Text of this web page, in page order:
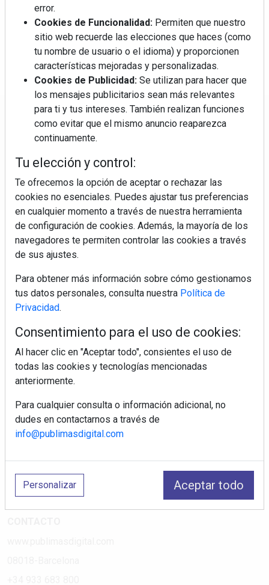
Regístrate y accede a contenidos
Correo electrónico
Electromarket: Revista electrodomésticos, noticias canal
electrodomésticos, novedades informáticas, electrónica de
consumo, canal electro, retail, análisis distribución, noticias
pequeño electrodoméstico, datos de mercado.
PÁGINAS
Política de Privacidad
Política de Cookies
Aviso Legal
¿Quiénes somos?
error.
Cookies de Funcionalidad: Permiten que nuestro
sitio web recuerde las elecciones que haces (como
tu nombre de usuario o el idioma) y proporcionen
características mejoradas y personalizadas.
Cookies de Publicidad: Se utilizan para hacer que
los mensajes publicitarios sean más relevantes
para ti y tus intereses. También realizan funciones
como evitar que el mismo anuncio reaparezca
continuamente.
Tu elección y control:
Te ofrecemos la opción de aceptar o rechazar las
cookies no esenciales. Puedes ajustar tus preferencias
en cualquier momento a través de nuestra herramienta
de configuración de cookies. Además, la mayoría de los
navegadores te permiten controlar las cookies a través
de sus ajustes.
Para obtener más información sobre cómo gestionamos
tus datos personales, consulta nuestra Política de
Privacidad.
Consentimiento para el uso de cookies:
Al hacer clic en "Aceptar todo", consientes el uso de
todas las cookies y tecnologías mencionadas
anteriormente.
Para cualquier consulta o información adicional, no
dudes en contactarnos a través de
info@publimasdigital.com
Personalizar Aceptar todo